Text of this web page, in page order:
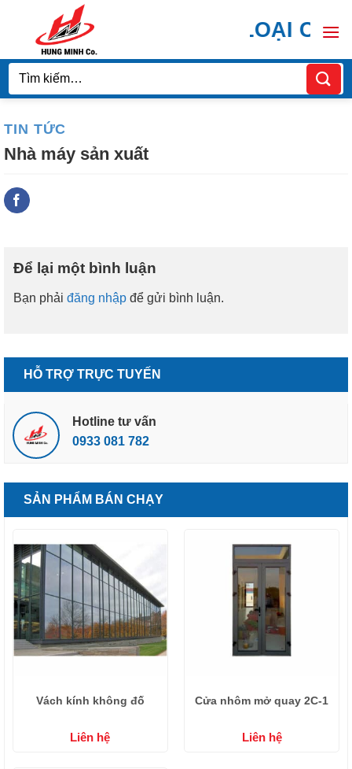
dung
DOOR CHUYÊN CÁC LOẠI CỬA
Tìm
HỖ TRỢ TRỰC TUYẾN
Hotline tư vấn
0933 081 782
SẢN PHẨM BÁN CHẠY
Vách kính không đố
Liên hệ
Cửa nhôm mở quay 2C-1
Liên hệ
TIN TỨC
Nhà máy sản xuất
Để lại một bình luận
Bạn phải đăng nhập để gửi bình luận.